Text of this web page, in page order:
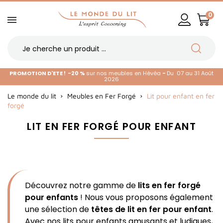
0
PROMOTION D'ETE ! -20 % sur nos meubles en Hévéa - Du 07 au 31 Août
2026
Le monde du lit Meubles en Fer Forgé
Lit pour enfant en fer
forgé
LIT EN FER FORGÉ POUR ENFANT
Découvrez notre gamme de lits en fer forgé
pour enfants ! Nous vous proposons également
une sélection de têtes de lit en fer pour enfant.